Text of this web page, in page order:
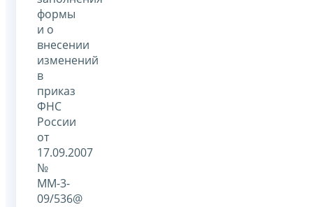
формы
и о
внесении
изменений
в
приказ
ФНС
России
от
17.09.2007
№
ММ-3-
09/536@